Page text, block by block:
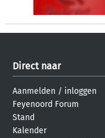
Direct naar
Aanmelden / inloggen
Feyenoord Forum
Stand
Kalender